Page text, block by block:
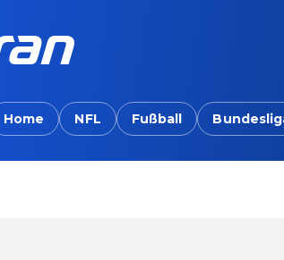
Home NFL Fußball